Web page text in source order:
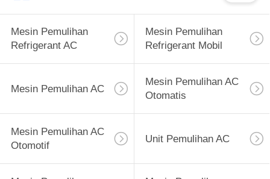
Mesin Pemulihan
Refrigerant AC
Mesin Pemulihan
Refrigerant Mobil
Mesin Pemulihan AC
Mesin Pemulihan AC
Otomatis
Mesin Pemulihan AC
Otomotif
Unit Pemulihan AC